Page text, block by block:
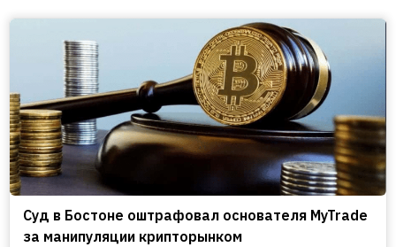
Cуд в Бостоне оштрафовал основателя MyTrade
за манипуляции крипторынком